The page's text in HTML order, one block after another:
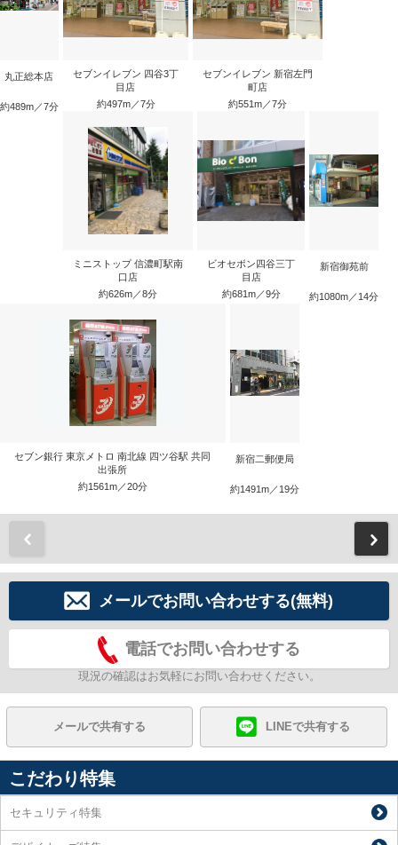
丸正総本店
約489m／7分
セブンイレブン 四谷3丁
目店
約497m／7分
セブンイレブン 新宿左門
町店
約551m／7分
ミニストップ 信濃町駅南
口店
約626m／8分
ビオセボン四谷三丁
目店
約681m／9分
新宿御苑前
約1080m／14分
セブン銀行 東京メトロ 南北線 四ツ谷駅 共同
出張所
約1561m／20分
新宿二郵便局
約1491m／19分
メールでお問い合わせする(無料)
電話でお問い合わせする
現況の確認はお気軽にお問い合わせください。
メールで共有する LINEで共有する
こだわり特集
セキュリティ特集